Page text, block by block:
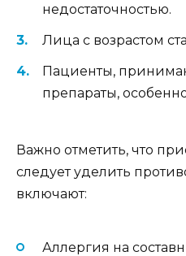
недостаточностью.
Лица с возрастом
Пациенты,
препараты,
Важно отметить, что
следует уделить
включают:
Аллергия на